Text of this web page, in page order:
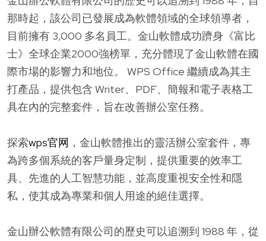
那時起，該公司已發展成為軟體領域的全球領導者，
目前擁有 3,000 多名員工。金山軟體成功躋身《富比
士》全球企業2000強榜單，充分體現了金山軟體在國
際市場的影響力和地位。 WPS Office 繼續成為其主
打產品，提供包含 Writer、PDF、簡報和電子表格工
具在內的完整套件，旨在改善辦公室任務。
探索wps官网 ，金山軟體推出的靈活辦公室套件，專
為跨多個系統的客戶量身定制，提供重要的效率工
具、先進的人工智慧功能，並高度重視安全性和隱
私，使其成為專業和個人用途的絕佳選擇。
金山辦公軟體有限公司的歷史可以追溯到 1988 年，從